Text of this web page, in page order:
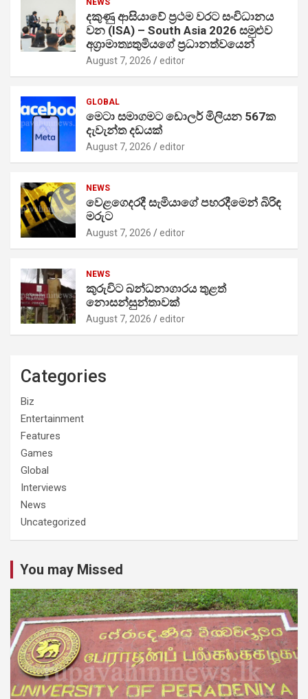
දකුණු ආසියාවේ ප්‍රථම වරට සංවිධානය
වන (ISA) – South Asia 2026 සමුළුව
අග්‍රාමාත්‍යතුමියගේ ප්‍රධානත්වයෙන්
August 7, 2026 editor
GLOBAL
මෙටා සමාගමට ඩොලර් මිලියන 567ක
දැවැන්ත දඩයක්
August 7, 2026 editor
NEWS
වෙළගෙදරදී සැමියාගේ පහරදීමෙන් බිරිඳ
මරුට
August 7, 2026 editor
NEWS
කුරුවිට බන්ධනාගාරය තුළත්
නොසන්සුන්තාවක්
August 7, 2026 editor
Categories
Biz
Entertainment
Features
Games
Global
Interviews
News
Uncategorized
You may Missed